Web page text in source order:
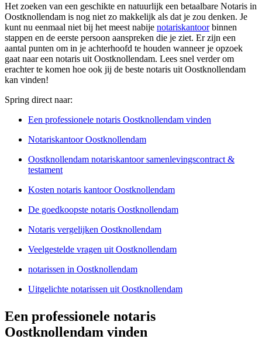
Het zoeken van een geschikte en natuurlijk een betaalbare Notaris in
Oostknollendam is nog niet zo makkelijk als dat je zou denken. Je
kunt nu eenmaal niet bij het meest nabije notariskantoorbinnen
stappen en de eerste persoon aanspreken die je ziet. Er zijn een
aantal punten om in je achterhoofd te houden wanneer je opzoek
gaat naar een notaris uit Oostknollendam. Lees snel verder om
erachter te komen hoe ook jij de beste notaris uit Oostknollendam
kan vinden!
Spring direct naar:
Een professionele notaris Oostknollendam vinden
Notariskantoor Oostknollendam
Oostknollendam notariskantoor samenlevingscontract &
testament
Kosten notaris kantoor Oostknollendam
De goedkoopste notaris Oostknollendam
Notaris vergelijken Oostknollendam
Veelgestelde vragen uit Oostknollendam
notarissen in Oostknollendam
Uitgelichte notarissen uit Oostknollendam
Een professionele notaris
Oostknollendam vinden